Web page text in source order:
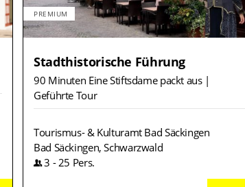
PREMIUM
Stadthistorische Führung
90 Minuten Eine Stiftsdame packt aus |
Geführte Tour
Tourismus- & Kulturamt Bad Säckingen
Bad Säckingen, Schwarzwald
3 - 25 Pers.